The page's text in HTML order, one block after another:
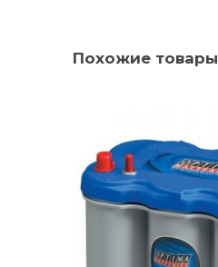
Похожие товары